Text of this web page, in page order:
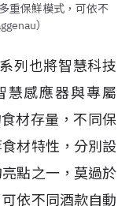
重保鮮模式，可依不
）
列也將智慧科技
慧感應器與專屬
材存量，不同保
材特性，分別設
點之一，莫過於
依不同酒款自動